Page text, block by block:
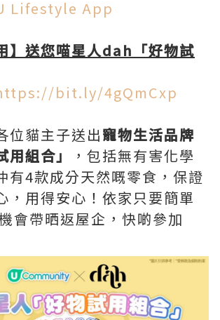
Lifestyle App
】送您喵星人dah「好物試
bit.ly/4gQmCxp
位貓主子送出寵物生活品牌
組合」
，包括無有害化學
有4款成分天然嘅零食，保證
，用得安心！依家只要簡單
會帶晒返屋企，快啲參加